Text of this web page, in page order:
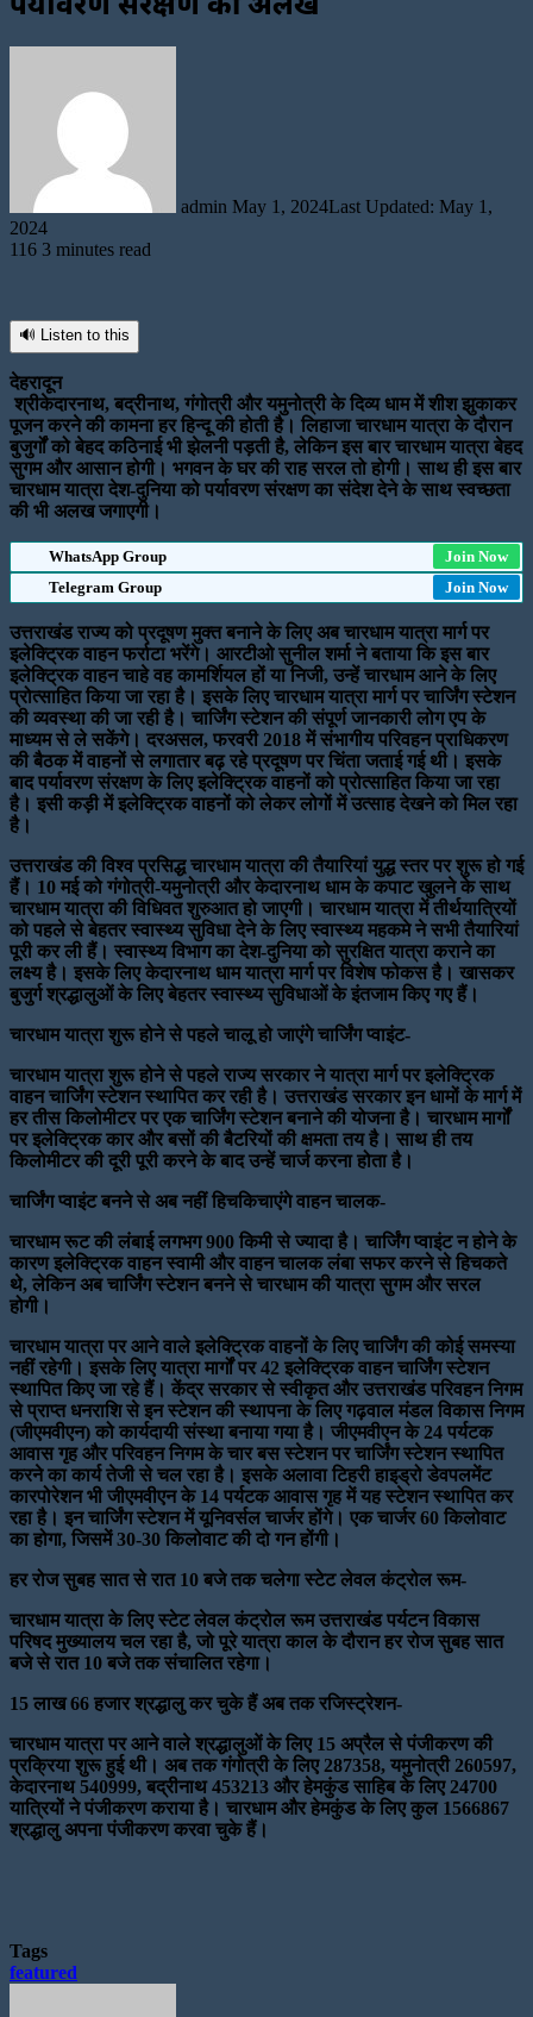
admin May 1, 2024Last Updated: May 1,
2024
116 3 minutes read
🔊 Listen to this
देहरादून
श्रीकेदारनाथ, बद्रीनाथ, गंगोत्री और यमुनोत्री के दिव्य धाम में शीश झुकाकर
पूजन करने की कामना हर हिन्दू की होती है। लिहाजा चारधाम यात्रा के दौरान
बुजुर्गों को बेहद कठिनाई भी झेलनी पड़ती है, लेकिन इस बार चारधाम यात्रा बेहद
सुगम और आसान होगी। भगवन के घर की राह सरल तो होगी। साथ ही इस बार
चारधाम यात्रा देश-दुनिया को पर्यावरण संरक्षण का संदेश देने के साथ स्वच्छता
की भी अलख जगाएगी।
WhatsApp Group
Join Now
Telegram Group
Join Now
उत्तराखंड राज्य को प्रदूषण मुक्त बनाने के लिए अब चारधाम यात्रा मार्ग पर
इलेक्ट्रिक वाहन फर्राटा भरेंगे। आरटीओ सुनील शर्मा ने बताया कि इस बार
इलेक्ट्रिक वाहन चाहे वह कामर्शियल हों या निजी, उन्हें चारधाम आने के लिए
प्रोत्साहित किया जा रहा है। इसके लिए चारधाम यात्रा मार्ग पर चार्जिंग स्टेशन
की व्यवस्था की जा रही है। चार्जिंग स्टेशन की संपूर्ण जानकारी लोग एप के
माध्यम से ले सकेंगे। दरअसल, फरवरी 2018 में संभागीय परिवहन प्राधिकरण
की बैठक में वाहनों से लगातार बढ़ रहे प्रदूषण पर चिंता जताई गई थी। इसके
बाद पर्यावरण संरक्षण के लिए इलेक्ट्रिक वाहनों को प्रोत्साहित किया जा रहा
है। इसी कड़ी में इलेक्ट्रिक वाहनों को लेकर लोगों में उत्साह देखने को मिल रहा
है।
उत्तराखंड की विश्व प्रसिद्ध चारधाम यात्रा की तैयारियां युद्ध स्तर पर शुरू हो गई
हैं। 10 मई को गंगोत्री-यमुनोत्री और केदारनाथ धाम के कपाट खुलने के साथ
चारधाम यात्रा की विधिवत शुरुआत हो जाएगी। चारधाम यात्रा में तीर्थयात्रियों
को पहले से बेहतर स्वास्थ्य सुविधा देने के लिए स्वास्थ्य महकमे ने सभी तैयारियां
पूरी कर ली हैं। स्वास्थ्य विभाग का देश-दुनिया को सुरक्षित यात्रा कराने का
लक्ष्य है। इसके लिएकेदारनाथ धाम यात्रा मार्ग पर विशेष फोकस है। खासकर
बुजुर्ग श्रद्धालुओं के लिए बेहतर स्वास्थ्य सुविधाओं के इंतजाम किए गए हैं।
चारधाम यात्रा शुरू होने से पहले चालू हो जाएंगे चार्जिंग प्वाइंट-
चारधाम यात्रा शुरू होने से पहले राज्य सरकार ने यात्रा मार्ग पर इलेक्ट्रिक
वाहन चार्जिंग स्टेशन स्थापित कर रही है। उत्तराखंड सरकार इन धामों के मार्ग में
हर तीस किलोमीटर पर एक चार्जिंग स्टेशन बनाने की योजना है। चारधाम मार्गों
पर इलेक्ट्रिक कार और बसों की बैटरियों की क्षमता तय है। साथ ही तय
किलोमीटर की दूरी पूरी करने के बाद उन्हें चार्ज करना होता है।
चार्जिंग प्वाइंट बनने से अब नहीं हिचकिचाएंगे वाहन चालक-
चारधाम रूट की लंबाई लगभग 900 किमी से ज्यादा है। चार्जिंग प्वाइंट न होने के
कारण इलेक्ट्रिक वाहन स्वामी और वाहन चालक लंबा सफर करने से हिचकते
थे, लेकिन अब चार्जिंग स्टेशन बनने से चारधाम की यात्रा सुगम और सरल
होगी।
चारधाम यात्रा पर आने वाले इलेक्ट्रिक वाहनों के लिए चार्जिंग की कोई समस्या
नहीं रहेगी। इसके लिए यात्रा मार्गों पर 42 इलेक्ट्रिक वाहन चार्जिंग स्टेशन
स्थापित किए जा रहे हैं। केंद्र सरकार से स्वीकृत और उत्तराखंड परिवहन निगम
से प्राप्त धनराशि से इन स्टेशन की स्थापना के लिए गढ़वाल मंडल विकास निगम
(जीएमवीएन) को कार्यदायी संस्था बनाया गया है। जीएमवीएन के 24 पर्यटक
आवास गृह और परिवहन निगम के चार बस स्टेशन पर चार्जिंग स्टेशन स्थापित
करने का कार्य तेजी से चल रहा है। इसके अलावा टिहरी हाइड्रो डेवपलमेंट
कारपोरेशन भी जीएमवीएन के 14 पर्यटक आवास गृह में यह स्टेशन स्थापित कर
रहा है। इन चार्जिंग स्टेशन में यूनिवर्सल चार्जर होंगे। एक चार्जर 60 किलोवाट
का होगा, जिसमें 30-30 किलोवाट की दो गन होंगी।
हर रोज सुबह सात से रात 10 बजे तक चलेगा स्टेट लेवल कंट्रोल रूम-
चारधाम यात्रा के लिए स्टेट लेवल कंट्रोल रूम उत्तराखंड पर्यटन विकास
परिषद मुख्यालय चल रहा है, जो पूरे यात्रा काल के दौरान हर रोज सुबह सात
बजे से रात 10 बजे तक संचालित रहेगा।
15 लाख 66 हजार श्रद्धालु कर चुके हैं अब तक रजिस्ट्रेशन-
चारधाम यात्रा पर आने वाले श्रद्धालुओं के लिए 15 अप्रैल से पंजीकरण की
प्रक्रिया शुरू हुई थी। अब तक गंगोत्री के लिए 287358, यमुनोत्री 260597,
केदारनाथ 540999, बद्रीनाथ 453213 और हेमकुंड साहिब के लिए 24700
यात्रियों ने पंजीकरण कराया है। चारधाम और हेमकुंड के लिए कुल 1566867
श्रद्धालु अपना पंजीकरण करवा चुके हैं।
Tags
featured